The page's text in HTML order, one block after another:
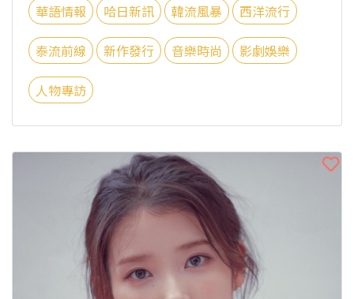
華語情報 哈日新訊 韓流風暴 西洋流行
泰流前線 新作發行 音樂時尚 影劇娛樂
人物專訪